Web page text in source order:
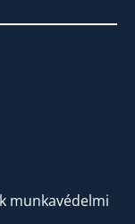
munkavédelmi